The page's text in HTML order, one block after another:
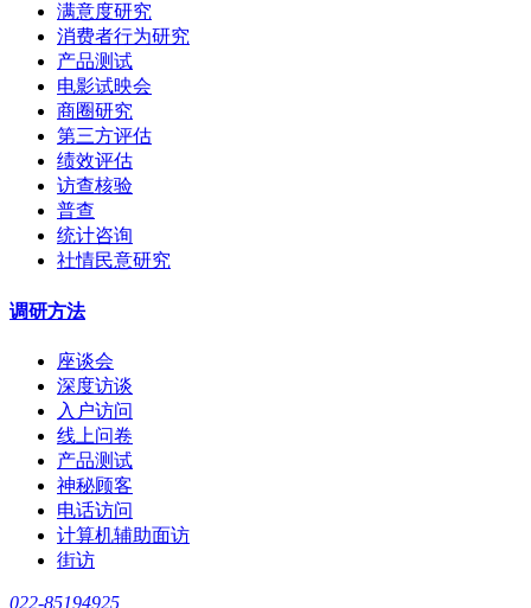
满意度研究
消费者行为研究
产品测试
电影试映会
商圈研究
第三方评估
绩效评估
访查核验
普查
统计咨询
社情民意研究
调研方法
座谈会
深度访谈
入户访问
线上问卷
产品测试
神秘顾客
电话访问
计算机辅助面访
街访
022-85194925